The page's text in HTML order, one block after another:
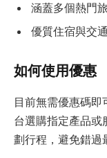
涵蓋多個熱門
優質住宿與交
如何使用優惠
目前無需優惠碼
台選購指定產品或
劃行程，避免錯過